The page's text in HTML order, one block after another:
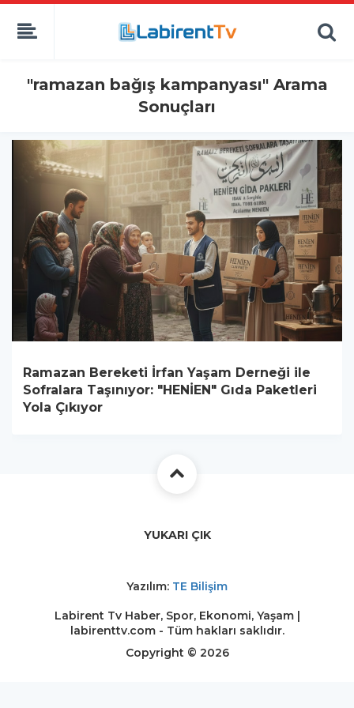
"ramazan bağış kampanyası" Arama
Sonuçları
Ramazan Bereketi İrfan Yaşam Derneği ile
Sofralara Taşınıyor: "HENİEN" Gıda Paketleri
Yola Çıkıyor
YUKARI ÇIK
Yazılım: TE Bilişim
Labirent Tv Haber, Spor, Ekonomi, Yaşam |
labirenttv.com - Tüm hakları saklıdır.
Copyright © 2026